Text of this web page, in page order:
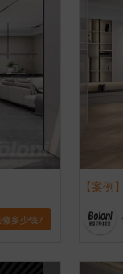
多少钱?
【案例